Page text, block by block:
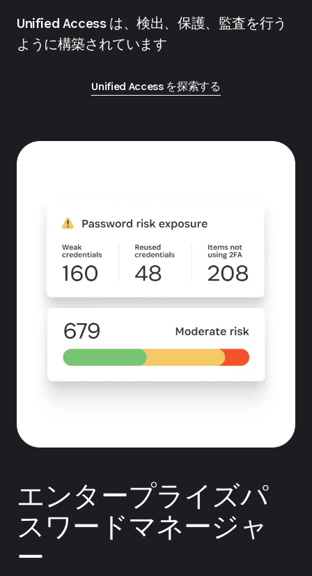
Unified Access は、検出、保護、監査を行う
ように構築されています
Unified Access を探索する
エンタープライズパ
スワードマネージャ
ー